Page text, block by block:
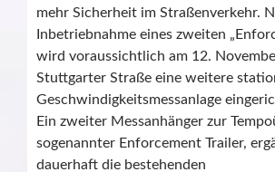
mehr Sicherheit im Straßenverkehr.
Inbetriebnahme eines zweiten
wird voraussichtlich am 12.
Stuttgarter Straße eine weitere
Geschwindigkeitsmessanlage
Ein zweiter Messanhänger zur
sogenannter Enforcement Trailer,
dauerhaft die bestehenden